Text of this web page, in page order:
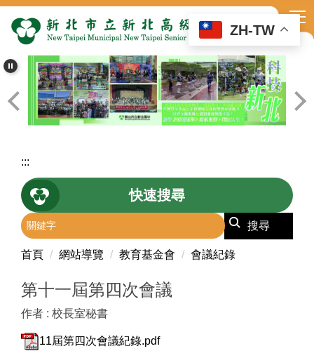
到
要
內
容
區
ZH-TW
:::
快速搜尋
搜尋
首頁 網站導覽 教育基金會 會議紀錄
第十一屆第四次會議
作者 : 校長室秘書
11屆第四次會議紀錄.pdf